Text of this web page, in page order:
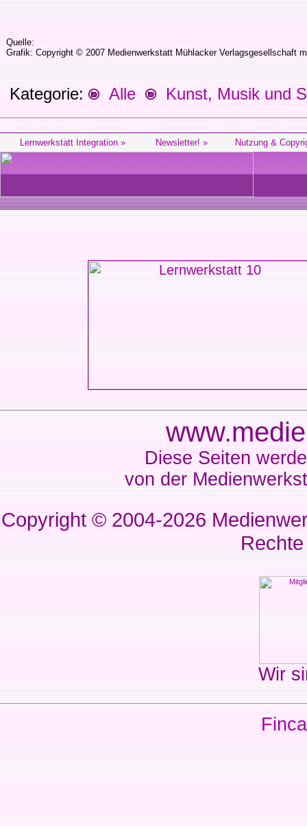
Quelle:
Grafik: Copyright © 2007 Medienwerkstatt Mühlacker Verlagsgesellschaft
Kategorie: Alle Kunst, Musik und
Lernwerkstatt Integration » Newsletter! » Nutzung &
Diese Seiten
von der
Copyright © 2004-2026
Wir